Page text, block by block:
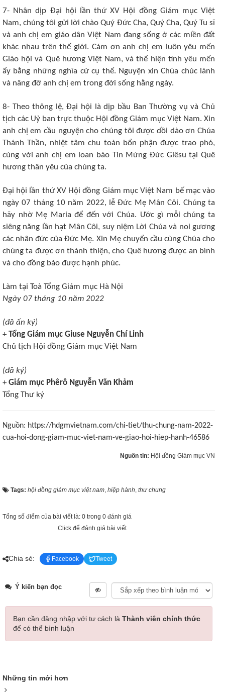
7- Nhân dịp Đại hội lần thứ XV Hội đồng Giám mục Việt
Nam, chúng tôi gửi lời chào Quý Đức Cha, Quý Cha, Quý Tu sĩ
và anh chị em giáo dân Việt Nam đang sống ở các miền đất
khác nhau trên thế giới. Cám ơn anh chị em luôn yêu mến
Giáo hội và Quê hương Việt Nam, và thể hiện tình yêu mến
ấy bằng những nghĩa cử cụ thể. Nguyện xin Chúa chúc lành
và nâng đỡ anh chị em trong đời sống hằng ngày.
8- Theo thông lệ, Đại hội là dịp bầu Ban Thường vụ và Chủ
tịch các Uỷ ban trực thuộc Hội đồng Giám mục Việt Nam. Xin
anh chị em cầu nguyện cho chúng tôi được dồi dào ơn Chúa
Thánh Thần, nhiệt tâm chu toàn bổn phận được trao phó,
cùng với anh chị em loan báo Tin Mừng Đức Giêsu tại Quê
hương thân yêu của chúng ta.
Đại hội lần thứ XV Hội đồng Giám mục Việt Nam bế mạc vào
ngày 07 tháng 10 năm 2022, lễ Đức Mẹ Mân Côi. Chúng ta
hãy nhờ Mẹ Maria để đến với Chúa. Ước gì mỗi chúng ta
siêng năng lần hạt Mân Côi, suy niệm Lời Chúa và noi gương
các nhân đức của Đức Mẹ. Xin Mẹ chuyển cầu cùng Chúa cho
chúng ta được ơn thánh thiện, cho Quê hương được an bình
và cho đồng bào được hạnh phúc.
Làm tại Toà Tổng Giám mục Hà Nội
Ngày 07 tháng 10 năm 2022
(đã ấn ký)
+ Tổng Giám mục Giuse Nguyễn Chí Linh
Chủ tịch Hội đồng Giám mục Việt Nam
(đã ký)
+ Giám mục Phêrô Nguyễn Văn Khảm
Tổng Thư ký
Nguồn: https://hdgmvietnam.com/chi-tiet/thu-chung-nam-2022-
cua-hoi-dong-giam-muc-viet-nam-ve-giao-hoi-hiep-hanh-46586
Nguồn tin: Hội đồng Giám mục VN
Tags: hội đồng giám mục việt nam, hiệp hành, thư chung
Tổng số điểm của bài viết là: 0 trong 0 đánh giá
Click để đánh giá bài viết
Chia sẻ: Facebook Tweet
Ý kiến bạn đọc
Bạn cần đăng nhập với tư cách là Thành viên chính thức
để có thể bình luận
Những tin mới hơn